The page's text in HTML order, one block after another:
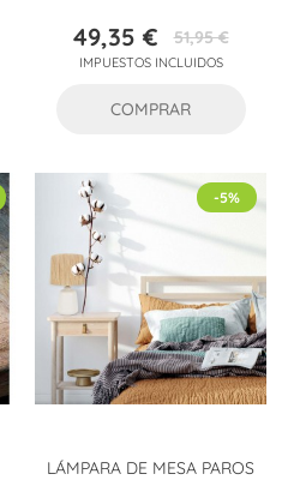
Precio
49,35 €Precio
base
51,95 €
IMPUESTOS INCLUIDOS
COMPRAR
LÁMPARA DE MESA PAROS
-5%